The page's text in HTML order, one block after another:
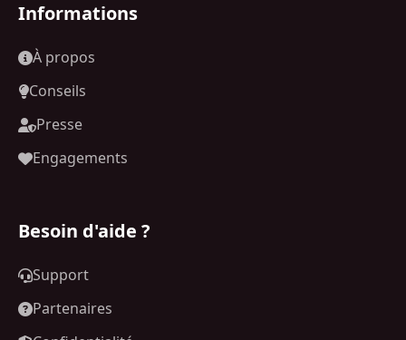
Informations
À propos
Conseils
Presse
Engagements
Besoin d'aide ?
Support
Partenaires